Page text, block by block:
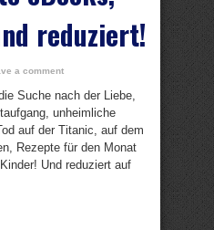
reduziert!
a comment
Suche nach der Liebe,
unheimliche
auf der Titanic, auf dem
Rezepte für den Monat
Und reduziert auf